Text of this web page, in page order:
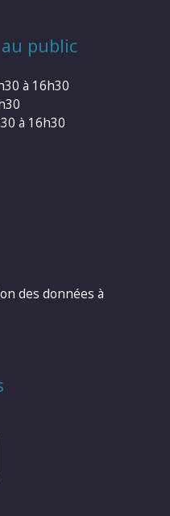
public
à 16h30
à 16h30
des données à